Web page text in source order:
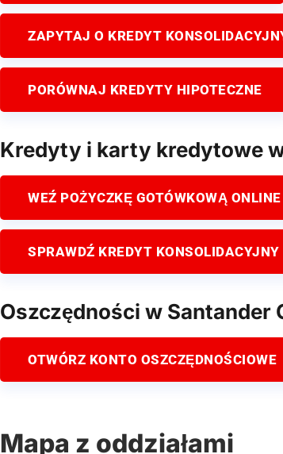
ZAPYTAJ O KREDYT
PORÓWNAJ KREDYTY HIPOTECZNE
Kredyty i karty kredytowe
WEŹ POŻYCZKĘ GOTÓWKOWĄ ONLINE
SPRAWDŹ KREDYT KONSOLIDACYJNY
Oszczędności w Santander
OTWÓRZ KONTO OSZCZĘDNOŚCIOWE
Mapa z oddziałami